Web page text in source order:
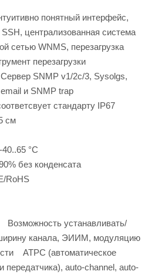
понятный интерфейс,
централизованная система
сетью WNMS, перезагрузка
перезагрузки
SNMP v1/2c/3, Sysolgs,
и SNMP trap
стандарту IP67
см
°С
без конденсата
RoHS
устанавливать/
канала, ЭИИМ, модуляцию
ATPC (автоматическое
передатчика), auto-channel, auto-